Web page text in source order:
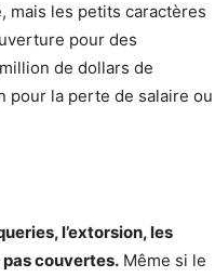
mais les petits caractères
pour des
de dollars de
pour la perte de salaire ou
l’extorsion, les
couvertes. Même si le